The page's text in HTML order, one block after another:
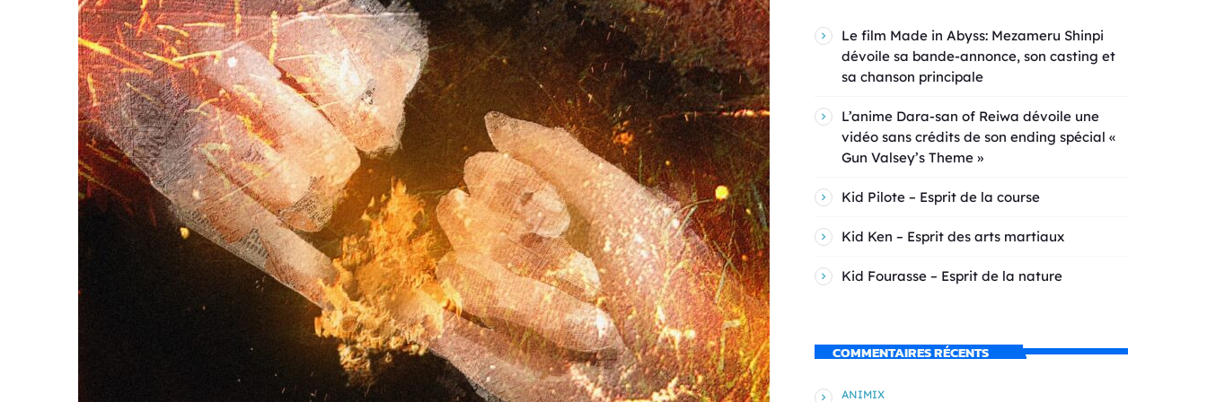
Le film Made in Abyss: Mezameru Shinpi
dévoile sa bande-annonce, son casting et
sa chanson principale
L’anime Dara-san of Reiwa dévoile une
vidéo sans crédits de son ending spécial «
Gun Valsey’s Theme »
Kid Pilote – Esprit de la course
Kid Ken – Esprit des arts martiaux
Kid Fourasse – Esprit de la nature
COMMENTAIRES RÉCENTS
ANIMIX